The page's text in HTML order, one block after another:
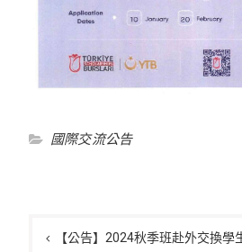
國際交流公告
章
【公告】2024秋季班赴外交換學